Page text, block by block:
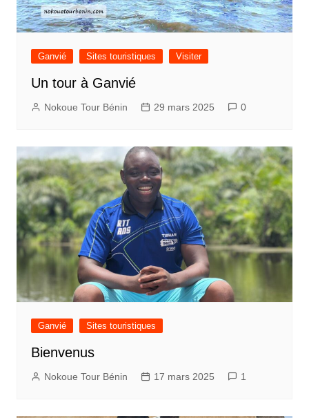
Ganvié Sites touristiques Visiter
Un tour à Ganvié
Nokoue Tour Bénin 29 mars 2025 0
Ganvié Sites touristiques
Bienvenus
Nokoue Tour Bénin 17 mars 2025 1